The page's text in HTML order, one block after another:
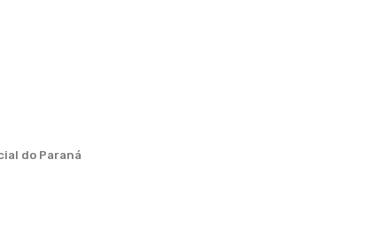
do Paraná